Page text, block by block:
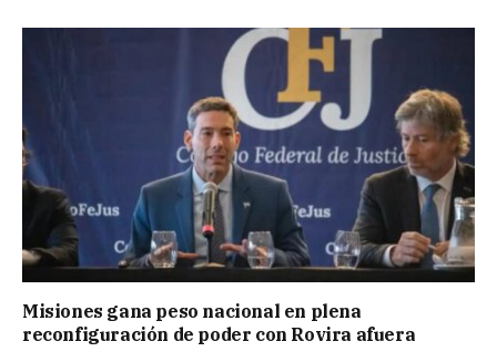
Misiones gana peso nacional en plena
reconfiguración de poder con Rovira afuera